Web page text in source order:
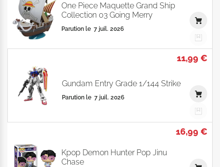
One Piece Maquette Grand Ship
Collection 03 Going Merry
Parution le 7 juil. 2026
11,99 €
Gundam Entry Grade 1/144 Strike
Parution le 7 juil. 2026
16,99 €
Kpop Demon Hunter Pop Jinu
Chase